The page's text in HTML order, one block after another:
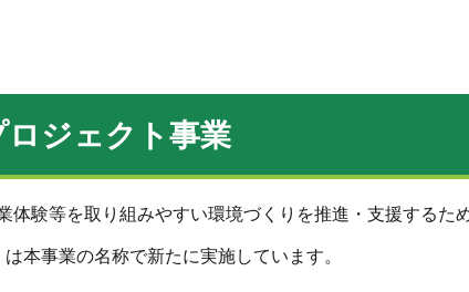
ジェクト事業
験等を取り組みやすい環境づくりを推進・支援するた
は本事業の名称で新たに実施しています。